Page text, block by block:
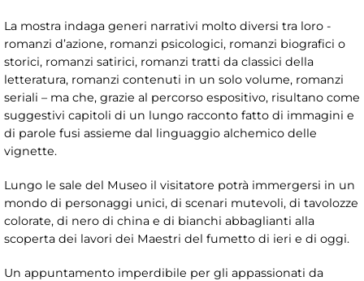
La mostra indaga generi narrativi molto diversi tra loro -
romanzi d’azione, romanzi psicologici, romanzi biografici o
storici, romanzi satirici, romanzi tratti da classici della
letteratura, romanzi contenuti in un solo volume, romanzi
seriali – ma che, grazie al percorso espositivo, risultano come
suggestivi capitoli di un lungo racconto fatto di immagini e
di parole fusi assieme dal linguaggio alchemico delle
vignette.
Lungo le sale del Museo il visitatore potrà immergersi in un
mondo di personaggi unici, di scenari mutevoli, di tavolozze
colorate, di nero di china e di bianchi abbaglianti alla
scoperta dei lavori dei Maestri del fumetto di ieri e di oggi.
Un appuntamento imperdibile per gli appassionati da